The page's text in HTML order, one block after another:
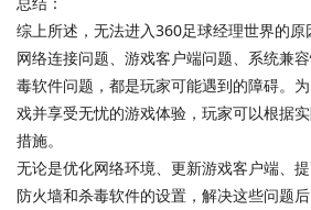
综上所述，无法进入360足球经理世界的原
网络连接问题、游戏客户端问题、系统兼
毒软件问题，都是玩家可能遇到的障碍。
戏并享受无忧的游戏体验，玩家可以根据
措施。
无论是优化网络环境、更新游戏客户端、
防火墙和杀毒软件的设置，解决这些问题